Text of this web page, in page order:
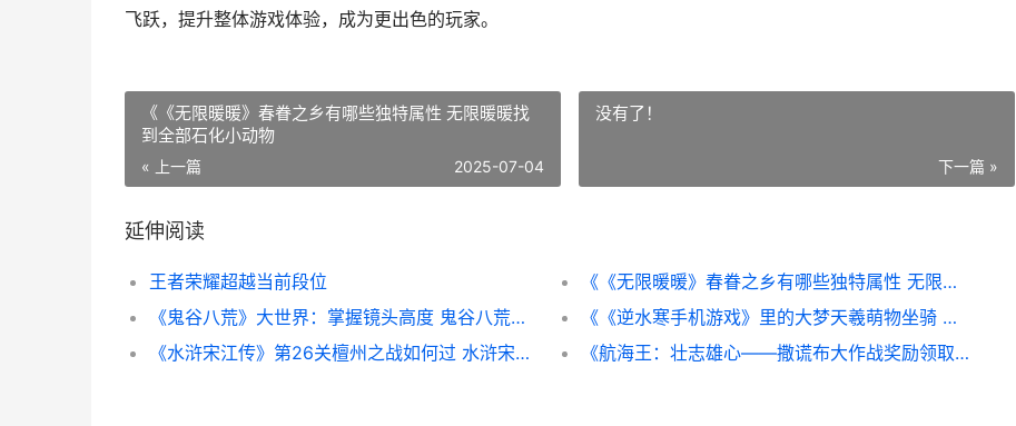
飞跃，提升整体游戏体验，成为更出色的玩家。
《《无限暖暖》春眷之乡有哪些独特属性 无限暖暖找
到全部石化小动物
« 上一篇 2025-07-04
没有了！
下一篇 »
延伸阅读
王者荣耀超越当前段位
《《无限暖暖》春眷之乡有哪些独特属性 无限暖暖找到全部石化小动物
《鬼谷八荒》大世界：掌握镜头高度 鬼谷八荒大能传功触发条件
《《逆水寒手机游戏》里的大梦天羲萌物坐骑 逆水寒手机账号怎么用密码登录
《水浒宋江传》第26关檀州之战如何过 水浒宋江传梦幻版攻略
《航海王：壮志雄心——撒谎布大作战奖励领取指导》 航海王壮志雄心兑换码